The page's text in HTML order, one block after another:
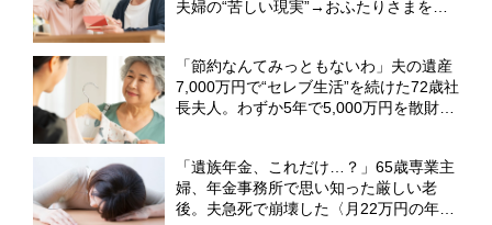
夫婦の“苦しい現実”→おふたりさまを救
「節約なんてみっともないわ」夫の遺産
7,000万円で“セレブ生活”を続けた72歳社
長夫人。わずか5年で5,000万円を散財し
「遺族年金、これだけ…？」65歳専業主
婦、年金事務所で思い知った厳しい老
後。夫急死で崩壊した〈月22万円の年金